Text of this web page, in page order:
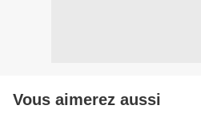
Vous aimerez aussi